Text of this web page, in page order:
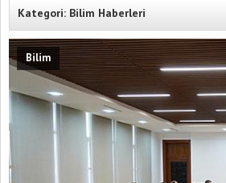
Kategori: Bilim Haberleri
Bilim
Yaz aylarında lazer göz ameliyatı
yapılabiliyor!